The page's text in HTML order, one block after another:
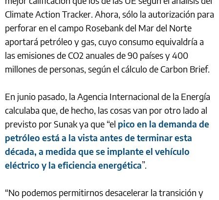
Climate Action Tracker. Ahora, sólo la autorización para
perforar en el campo Rosebank del Mar del Norte
aportará petróleo y gas, cuyo consumo equivaldría a
las emisiones de CO2 anuales de 90 países y 400
millones de personas, según el cálculo de Carbon Brief.
En junio pasado, la Agencia Internacional de la Energía
calculaba que, de hecho, las cosas van por otro lado al
previsto por Sunak ya que “el pico en la demanda de
petróleo está a la vista antes de terminar esta
década, a medida que se implante el vehículo
eléctrico y la eficiencia energética”.
“No podemos permitirnos desacelerar la transición y